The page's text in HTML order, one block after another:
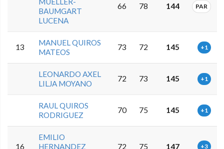
BAUMGART
LUCENA
66 78 144 PAR
13
MANUEL QUIROS
MATEOS
73 72 145 +1
LEONARDO AXEL
LILJA MOYANO
72 73 145 +1
RAUL QUIROS
RODRIGUEZ
70 75 145 +1
16
EMILIO
HERNANDEZ
72 75 147 +3